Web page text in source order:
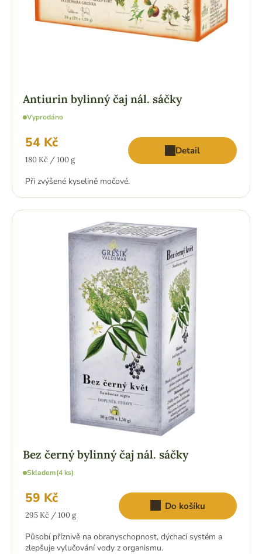
Antiurin bylinný čaj nál. sáčky
Vyprodáno
54 Kč
Měrná
180 Kč / 100 g
Detail
Při zvýšené kyselině močové.
Bez černý bylinný čaj nál. sáčky
Skladem(4 ks)
59 Kč
Měrná
295 Kč / 100 g
Do košíku
Působí příznivě na obranyschopnost, dýchací systém a
zlepšuje vylučování vody z organismu.